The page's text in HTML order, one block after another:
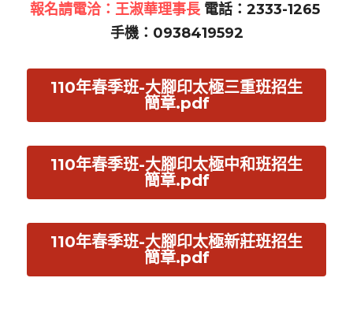
報名請電洽：王淑華理事長 電話：2333-1265
手機：0938419592
110年春季班-大腳印太極三重班招生
簡章.pdf
110年春季班-大腳印太極中和班招生
簡章.pdf
110年春季班-大腳印太極新莊班招生
簡章.pdf